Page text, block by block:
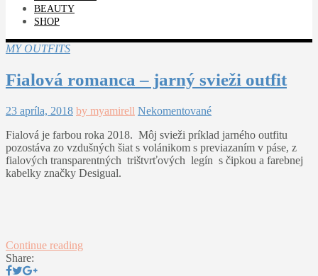
BEAUTY
SHOP
MY OUTFITS
Fialová romanca – jarný svieži outfit
23 apríla, 2018 by myamirell Nekomentované
Fialová je farbou roka 2018. Môj svieži príklad jarného outfitu
pozostáva zo vzdušných šiat s volánikom s previazaním v páse, z
fialových transparentných trištvrťových legín s čipkou a farebnej
kabelky značky Desigual.
Continue reading
Share: